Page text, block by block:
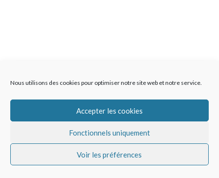
Nous utilisons des cookies pour optimiser notre site web et notre service.
Accepter les cookies
Fonctionnels uniquement
Voir les préférences